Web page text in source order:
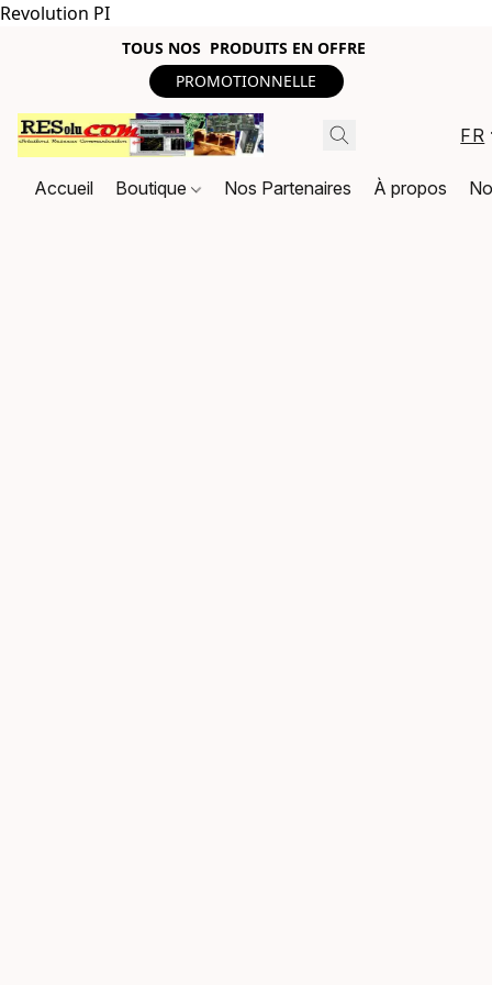
Revolution PI
TOUS NOS PRODUITS EN OFFRE
PROMOTIONNELLE
FR
Accueil Boutique Nos Partenaires À propos